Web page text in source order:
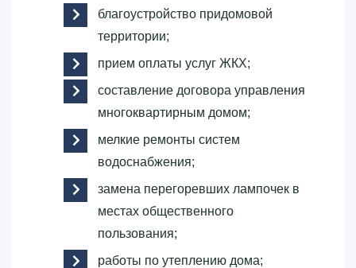
благоустройство придомовой
территории;
прием оплаты услуг ЖКХ;
составление договора управления
многоквартирным домом;
мелкие ремонты систем
водоснабжения;
замена перегоревших лампочек в
местах общественного
пользования;
работы по утеплению дома;